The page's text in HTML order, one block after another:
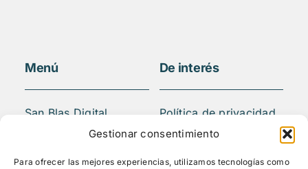
Gestionar consentimiento
Para ofrecer las mejores experiencias, utilizamos tecnologías como
Menú
San Blas Digital
Quiénes somos
De interés
Política de privacidad
Aviso legal